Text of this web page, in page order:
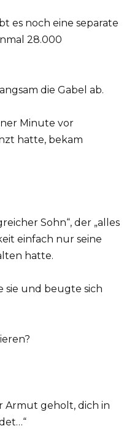
es noch eine separate
28.000
die Gabel ab.
Minute vor
hatte, bekam
Sohn“, der „alles
einfach nur seine
hatte.
sie und beugte sich
Armut geholt, dich in